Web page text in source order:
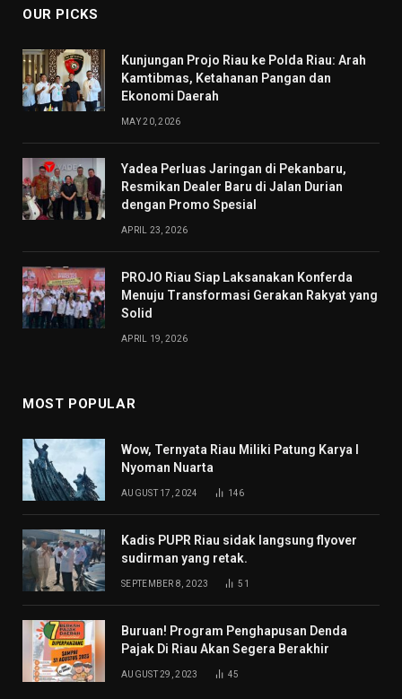
OUR PICKS
Kunjungan Projo Riau ke Polda Riau: Arah
Kamtibmas, Ketahanan Pangan dan
Ekonomi Daerah
MAY 20, 2026
Yadea Perluas Jaringan di Pekanbaru,
Resmikan Dealer Baru di Jalan Durian
dengan Promo Spesial
APRIL 23, 2026
PROJO Riau Siap Laksanakan Konferda
Menuju Transformasi Gerakan Rakyat yang
Solid
APRIL 19, 2026
MOST POPULAR
Wow, Ternyata Riau Miliki Patung Karya I
Nyoman Nuarta
AUGUST 17, 2024 146
Kadis PUPR Riau sidak langsung flyover
sudirman yang retak.
SEPTEMBER 8, 2023 51
Buruan! Program Penghapusan Denda
Pajak Di Riau Akan Segera Berakhir
AUGUST 29, 2023 45